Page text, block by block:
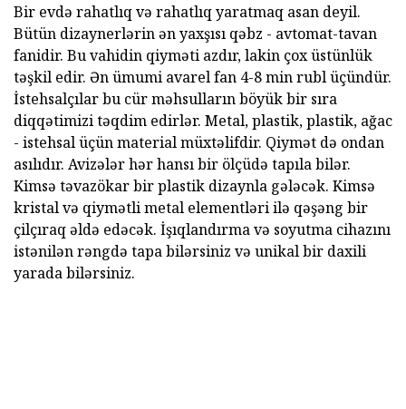
Bir evdə rahatlıq və rahatlıq yaratmaq asan deyil.
Bütün dizaynerlərin ən yaxşısı qəbz - avtomat-tavan
fanidir. Bu vahidin qiyməti azdır, lakin çox üstünlük
təşkil edir. Ən ümumi avarel fan 4-8 min rubl üçündür.
İstehsalçılar bu cür məhsulların böyük bir sıra
diqqətimizi təqdim edirlər. Metal, plastik, plastik, ağac
- istehsal üçün material müxtəlifdir. Qiymət də ondan
asılıdır. Avizələr hər hansı bir ölçüdə tapıla bilər.
Kimsə təvazökar bir plastik dizaynla gələcək. Kimsə
kristal və qiymətli metal elementləri ilə qəşəng bir
çilçıraq əldə edəcək. İşıqlandırma və soyutma cihazını
istənilən rəngdə tapa bilərsiniz və unikal bir daxili
yarada bilərsiniz.